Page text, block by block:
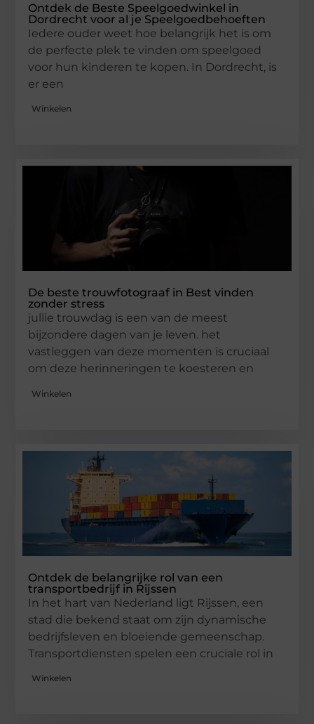
Ontdek de Beste Speelgoedwinkel in
Dordrecht voor al je Speelgoedbehoeften
Iedere ouder weet hoe belangrijk het is om
de perfecte plek te vinden om speelgoed
voor hun kinderen te kopen. In Dordrecht, is
er een
Winkelen
De beste trouwfotograaf in Best vinden
zonder stress
jullie trouwdag is een van de meest
bijzondere dagen van je leven. het
vastleggen van deze momenten is cruciaal
om deze herinneringen te koesteren en
Winkelen
Ontdek de belangrijke rol van een
transportbedrijf in Rijssen
In het hart van Nederland ligt Rijssen, een
stad die bekend staat om zijn dynamische
bedrijfsleven en bloeiende gemeenschap.
Transportdiensten spelen een cruciale rol in
Winkelen